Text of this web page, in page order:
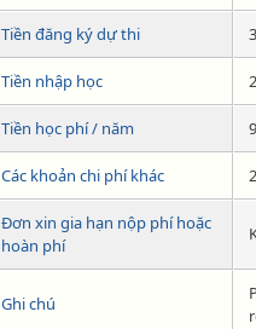
Tiền đăng ký dự thi
Tiền nhập học
Tiền học phí / năm
Các khoản chi phí khác
Đơn xin gia hạn nộp phí hoặc
hoàn phí
Ghi chú